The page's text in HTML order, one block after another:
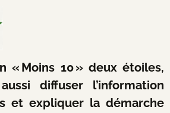
« Moins 10 » deux étoiles,
diffuser l’information
et expliquer la démarche